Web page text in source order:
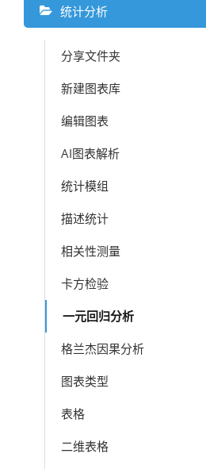
统计分析
分享文件夹
新建图表库
编辑图表
AI图表解析
统计模组
描述统计
相关性测量
卡方检验
一元回归分析
格兰杰因果分析
图表类型
表格
二维表格